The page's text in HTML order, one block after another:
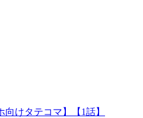
けタテコマ】【1話】